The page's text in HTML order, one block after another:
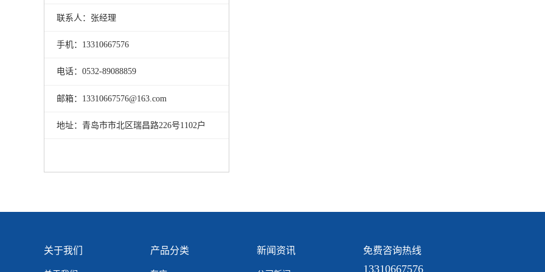
联系人：张经理
手机：13310667576
电话：0532-89088859
邮箱：13310667576@163.com
地址：青岛市市北区瑞昌路226号1102户
关于我们 产品分类 新闻资讯 免费咨询热线
13310667576